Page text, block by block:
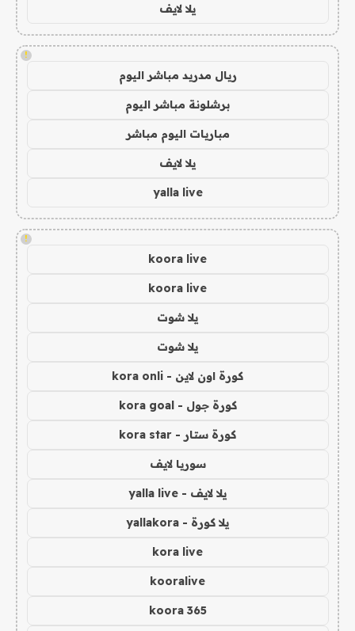
يلا لايف
!
ريال مدريد مباشر اليوم
برشلونة مباشر اليوم
مباريات اليوم مباشر
يلا لايف
yalla live
!
koora live
koora live
يلا شوت
يلا شوت
كورة اون لاين - kora onli
كورة جول - kora goal
كورة ستار - kora star
سوريا لايف
يلا لايف - yalla live
يلا كورة - yallakora
kora live
kooralive
koora 365